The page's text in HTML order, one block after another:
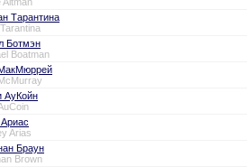
Тарантина
Ботмэн
Boatman
АуКойн
Arias
Браун
Brown